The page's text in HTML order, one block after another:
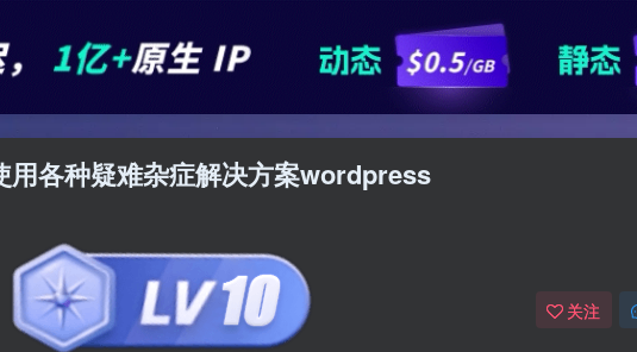
各种疑难杂症解决方案wordpress
关注